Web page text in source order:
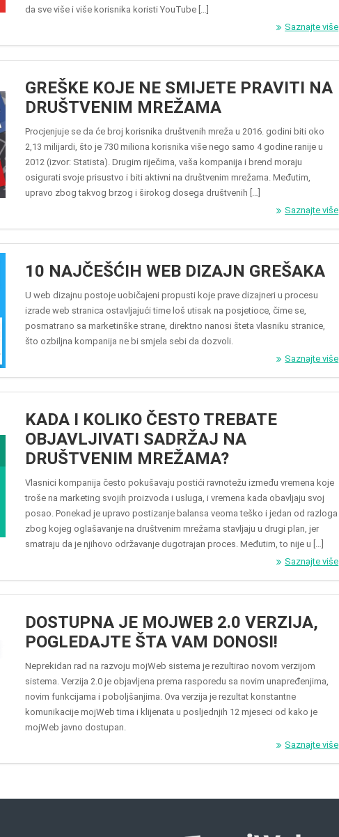
da sve više i više korisnika koristi YouTube […]
Saznajte više
GREŠKE KOJE NE SMIJETE PRAVITI NA
DRUŠTVENIM MREŽAMA
Procjenjuje se da će broj korisnika društvenih mreža u 2016. godini biti oko
2,13 milijardi, što je 730 miliona korisnika više nego samo 4 godine ranije u
2012 (izvor: Statista). Drugim riječima, vaša kompanija i brend moraju
osigurati svoje prisustvo i biti aktivni na društvenim mrežama. Međutim,
upravo zbog takvog brzog i širokog dosega društvenih […]
Saznajte više
10 NAJČEŠĆIH WEB DIZAJN GREŠAKA
U web dizajnu postoje uobičajeni propusti koje prave dizajneri u procesu
izrade web stranica ostavljajući time loš utisak na posjetioce, čime se,
posmatrano sa marketinške strane, direktno nanosi šteta vlasniku stranice,
što ozbiljna kompanija ne bi smjela sebi da dozvoli.
Saznajte više
KADA I KOLIKO ČESTO TREBATE
OBJAVLJIVATI SADRŽAJ NA
DRUŠTVENIM MREŽAMA?
Vlasnici kompanija često pokušavaju postići ravnotežu između vremena koje
troše na marketing svojih proizvoda i usluga, i vremena kada obavljaju svoj
posao. Ponekad je upravo postizanje balansa veoma teško i jedan od razloga
zbog kojeg oglašavanje na društvenim mrežama stavljaju u drugi plan, jer
smatraju da je njihovo održavanje dugotrajan proces. Međutim, to nije u […]
Saznajte više
DOSTUPNA JE MOJWEB 2.0 VERZIJA,
POGLEDAJTE ŠTA VAM DONOSI!
Neprekidan rad na razvoju mojWeb sistema je rezultirao novom verzijom
sistema. Verzija 2.0 je objavljena prema rasporedu sa novim unapređenjima,
novim funkcijama i poboljšanjima. Ova verzija je rezultat konstantne
komunikacije mojWeb tima i klijenata u posljednjih 12 mjeseci od kako je
mojWeb javno dostupan.
Saznajte više